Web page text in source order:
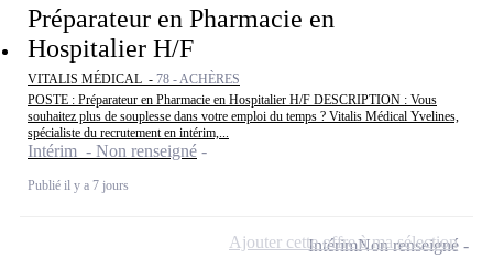
Préparateur en Pharmacie en
Hospitalier H/F
VITALIS MÉDICAL - 78 - ACHÈRES
POSTE : Préparateur en Pharmacie en Hospitalier H/F DESCRIPTION : Vous
souhaitez plus de souplesse dans votre emploi du temps ? Vitalis Médical Yvelines,
spécialiste du recrutement en intérim,...
Intérim - Non renseigné
Publié il y a 7 jours
IntérimNon renseigné
Ajouter cette offre à ma sélection